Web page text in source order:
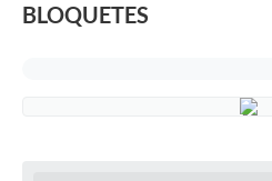
BLOQUETES